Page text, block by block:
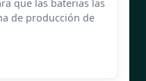
que las baterias las
de producción de